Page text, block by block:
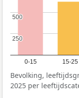
0-15 15-25
250
250
500
500
Bevolking,
2025 per